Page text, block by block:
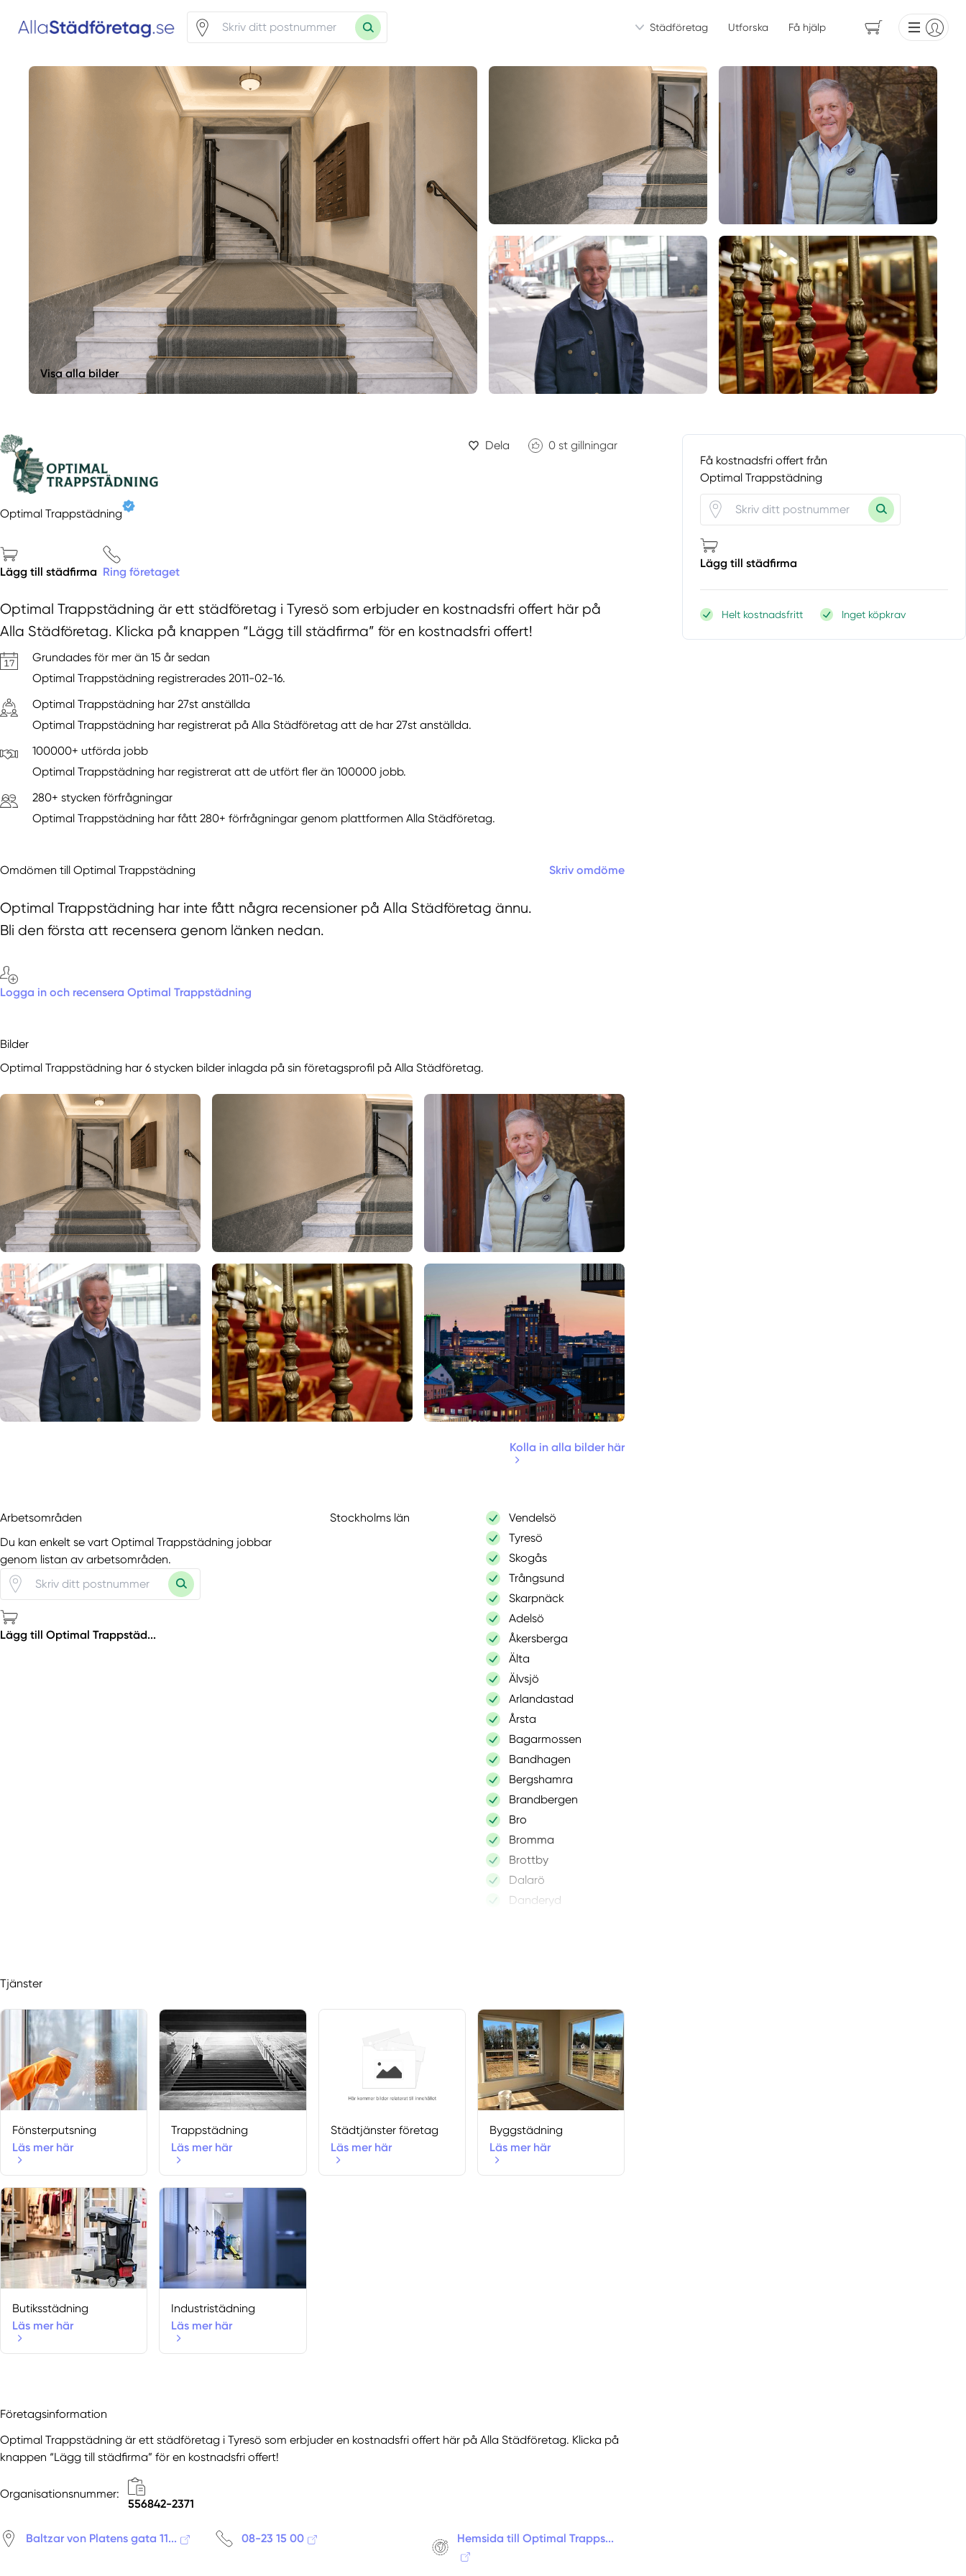
Städföretag Utforska Få hjälp
Visa alla bilder
Dela 0 st gillningar
Optimal Trappstädning
Lägg till städfirma Ring företaget
Optimal Trappstädning är ett städföretag i Tyresö som erbjuder en kostnadsfri offert här på
Alla Städföretag. Klicka på knappen “Lägg till städfirma” för en kostnadsfri offert!
Grundades för mer än 15 år sedan
Optimal Trappstädning registrerades 2011-02-16.
Optimal Trappstädning har 27st anställda
Optimal Trappstädning har registrerat på Alla Städföretag att de har 27st anställda.
100000+ utförda jobb
Optimal Trappstädning har registrerat att de utfört fler än 100000 jobb.
280+ stycken förfrågningar
Optimal Trappstädning har fått 280+ förfrågningar genom plattformen Alla Städföretag.
Omdömen till Optimal Trappstädning Skriv omdöme
Optimal Trappstädning har inte fått några recensioner på Alla Städföretag ännu.
Bli den första att recensera genom länken nedan.
Logga in och recensera Optimal Trappstädning
Bilder
Optimal Trappstädning har 6 stycken bilder inlagda på sin företagsprofil på Alla Städföretag.
Kolla in alla bilder här
Arbetsområden
Du kan enkelt se vart Optimal Trappstädning jobbar
genom listan av arbetsområden.
Lägg till Optimal Trappstäd...
Stockholms län
Vendelsö
Tyresö
Skogås
Trångsund
Skarpnäck
Adelsö
Åkersberga
Älta
Älvsjö
Arlandastad
Årsta
Bagarmossen
Bandhagen
Bergshamra
Brandbergen
Bro
Bromma
Brottby
Dalarö
Danderyd
Enebyberg
Enhörna
Enskede
Enskededalen
Färentuna
Furusund
Johanneshov
Lidingö
Tjänster
Fönsterputsning
Läs mer här
Trappstädning
Läs mer här
Städtjänster företag
Läs mer här
Byggstädning
Läs mer här
Butiksstädning
Läs mer här
Industristädning
Läs mer här
Företagsinformation
Optimal Trappstädning är ett städföretag i Tyresö som erbjuder en kostnadsfri offert här på Alla Städföretag. Klicka på
knappen “Lägg till städfirma” för en kostnadsfri offert!
Organisationsnummer:
556842-2371
Baltzar von Platens gata 11... 08-23 15 00 Hemsida till Optimal Trapps...
Få kostnadsfri offert från
Optimal Trappstädning
Lägg till städfirma
Helt kostnadsfritt Inget köpkrav